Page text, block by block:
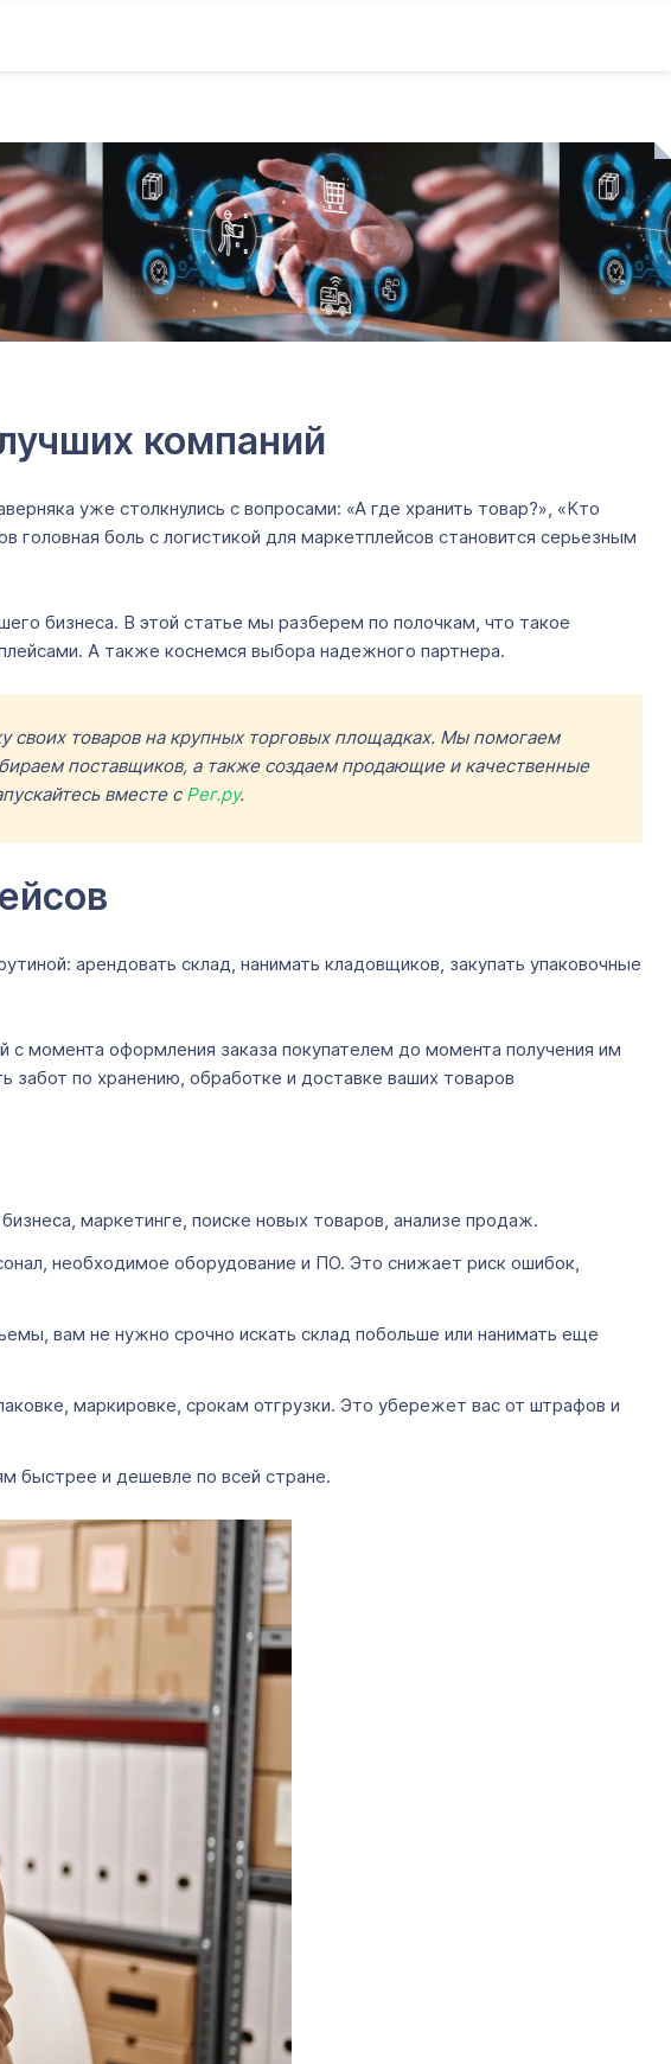
компаний
уже столкнулись с вопросами: «А где хранить товар?», «Кто
боль с логистикой для маркетплейсов становится серьезным
бизнеса. В этой статье мы разберем по полочкам, что такое
А также коснемся выбора надежного партнера.
своих товаров на крупных торговых площадках. Мы помогаем
поставщиков, а также создаем продающие и качественные
вместе с Рег.ру.
арендовать склад, нанимать кладовщиков, закупать упаковочные
с момента оформления заказа покупателем до момента получения им
по хранению, обработке и доставке ваших товаров
маркетинге, поиске новых товаров, анализе продаж.
необходимое оборудование и ПО. Это снижает риск ошибок,
вам не нужно срочно искать склад побольше или нанимать еще
маркировке, срокам отгрузки. Это убережет вас от штрафов и
быстрее и дешевле по всей стране.